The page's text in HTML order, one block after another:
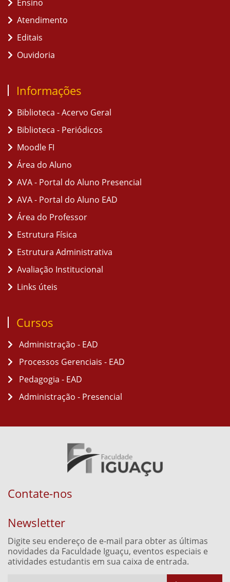
Ensino
Atendimento
Editais
Ouvidoria
Informações
Biblioteca - Acervo Geral
Biblioteca - Periódicos
Moodle FI
Área do Aluno
AVA - Portal do Aluno Presencial
AVA - Portal do Aluno EAD
Área do Professor
Estrutura Física
Estrutura Administrativa
Avaliação Institucional
Links úteis
Cursos
Administração - EAD
Processos Gerenciais - EAD
Pedagogia - EAD
Administração - Presencial
Contate-nos
Newsletter
Digite seu endereço de e-mail para obter as últimas
novidades da Faculdade Iguaçu, eventos especiais e
atividades estudantis em sua caixa de entrada.